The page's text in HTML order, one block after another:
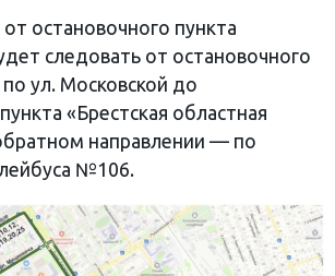
остановочного пункта
следовать от остановочного
ул. Московской до
«Брестская областная
направлении — по
№106.